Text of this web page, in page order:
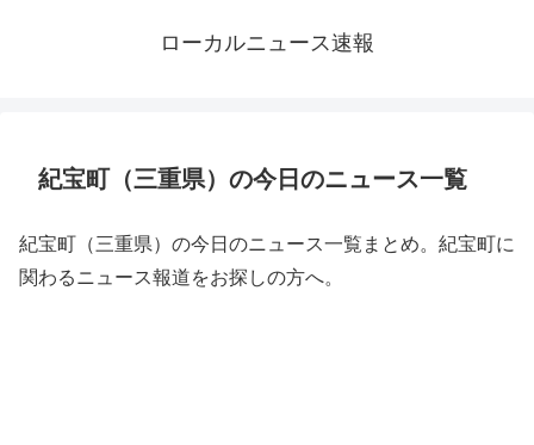
ローカルニュース速報
紀宝町（三重県）の今日のニュース一覧
紀宝町（三重県）の今日のニュース一覧まとめ。紀宝町に
関わるニュース報道をお探しの方へ。